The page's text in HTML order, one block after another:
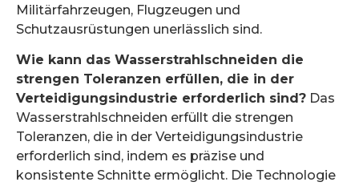
Militärfahrzeugen, Flugzeugen und
Schutzausrüstungen unerlässlich sind.
Wie kann das Wasserstrahlschneiden die
strengen Toleranzen erfüllen, die in der
Verteidigungsindustrie erforderlich sind? Das
Wasserstrahlschneiden erfüllt die strengen
Toleranzen, die in der Verteidigungsindustrie
erforderlich sind, indem es präzise und
konsistente Schnitte ermöglicht. Die Technologie